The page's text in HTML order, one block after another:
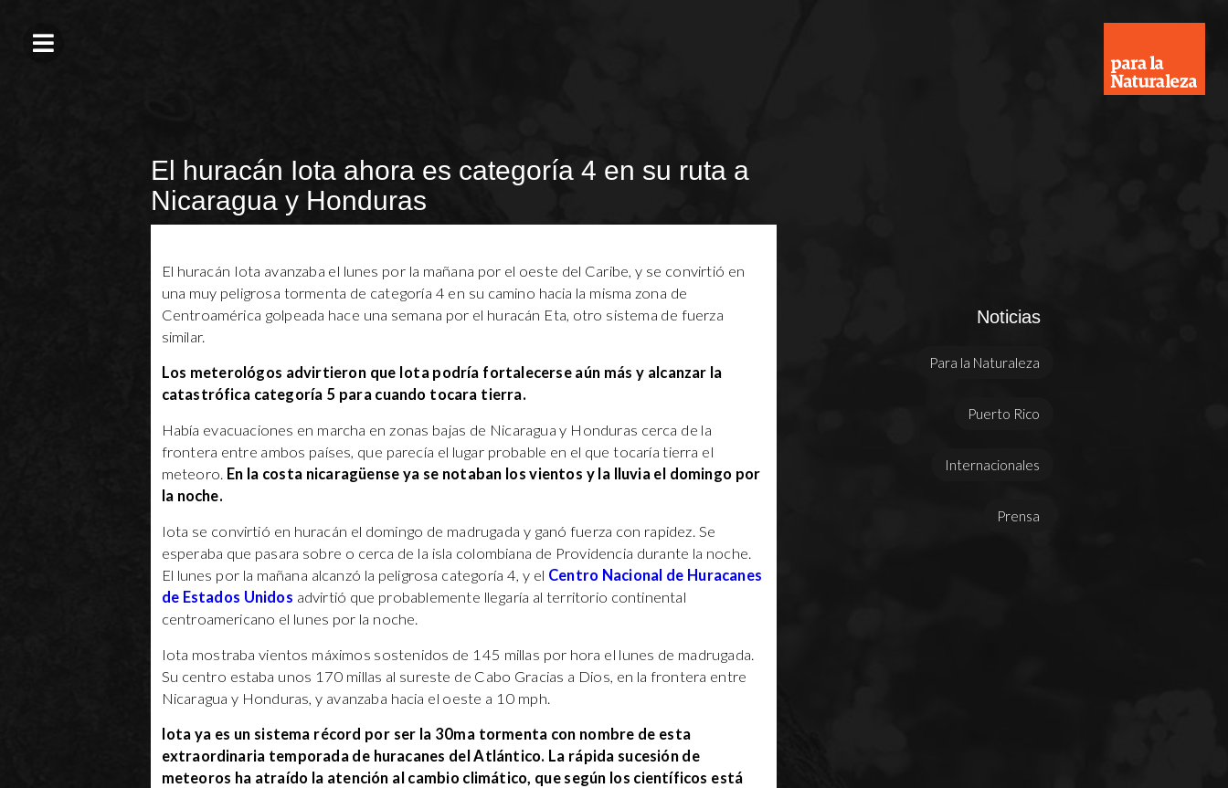
El huracán Iota ahora es categoría 4 en su ruta a
Nicaragua y Honduras
El huracán Iota avanzaba el lunes por la mañana por el oeste del Caribe, y se convirtió en
una muy peligrosa tormenta de categoría 4 en su camino hacia la misma zona de
Centroamérica golpeada hace una semana por el huracán Eta, otro sistema de fuerza
similar.
Los meterológos advirtieron que Iota podría fortalecerse aún más y alcanzar la
catastrófica categoría 5 para cuando tocara tierra.
Había evacuaciones en marcha en zonas bajas de Nicaragua y Honduras cerca de la
frontera entre ambos países, que parecía el lugar probable en el que tocaría tierra el
meteoro. En la costa nicaragüense ya se notaban los vientos y la lluvia el domingo por
la noche.
Iota se convirtió en huracán el domingo de madrugada y ganó fuerza con rapidez. Se
esperaba que pasara sobre o cerca de la isla colombiana de Providencia durante la noche.
El lunes por la mañana alcanzó la peligrosa categoría 4, y el Centro Nacional de Huracanes
de Estados Unidos advirtió que probablemente llegaría al territorio continental
centroamericano el lunes por la noche.
Iota mostraba vientos máximos sostenidos de 145 millas por hora el lunes de madrugada.
Su centro estaba unos 170 millas al sureste de Cabo Gracias a Dios, en la frontera entre
Nicaragua y Honduras, y avanzaba hacia el oeste a 10 mph.
Iota ya es un sistema récord por ser la 30ma tormenta con nombre de esta
extraordinaria temporada de huracanes del Atlántico. La rápida sucesión de
meteoros ha atraído la atención al cambio climático, que según los científicos está
Noticias
Para la Naturaleza
Puerto Rico
Internacionales
Prensa